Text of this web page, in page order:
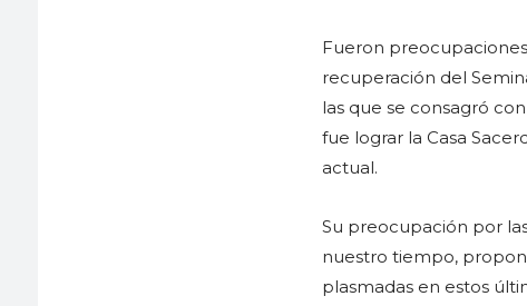
Fueron
recuperación del
las que se consagró
fue lograr la Casa
actual.
Su preocupación por
nuestro tiempo,
plasmadas en estos